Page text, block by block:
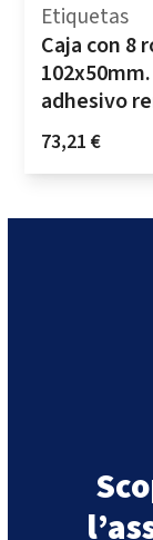
Etiquetas
Caja con 8
adhesivo
73,21€